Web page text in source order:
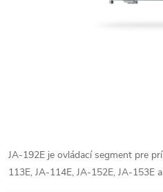
JA-192E je ovládací segment pre
113E, JA-114E, JA-152E, JA-153E